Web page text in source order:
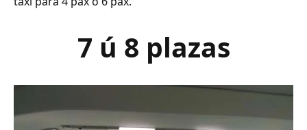
7 ú 8 plazas